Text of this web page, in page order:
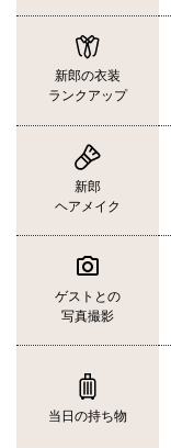
新郎の衣装
ランクアップ
新郎
ヘアメイク
ゲストとの
写真撮影
当日の持ち物